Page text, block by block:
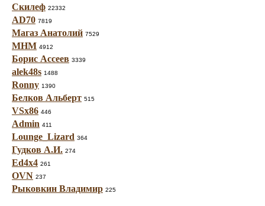
Скилеф 22332
AD70 7819
Магаз Анатолий 7529
МНМ 4912
Борис Ассеев 3339
alek48s 1488
Ronny 1390
Белков Альберт 515
VSx86 446
Admin 411
Lounge_Lizard 364
Гудков А.И. 274
Ed4x4 261
OVN 237
Рыковкин Владимир 225